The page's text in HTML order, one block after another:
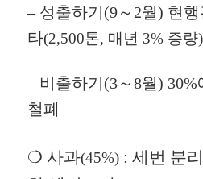
– 성출하기(9～2월) 현
타(2,500톤, 매년 3% 증량)
– 비출하기 (3～8월) 30%
철폐
❍ 사과(45%) : 세번 분